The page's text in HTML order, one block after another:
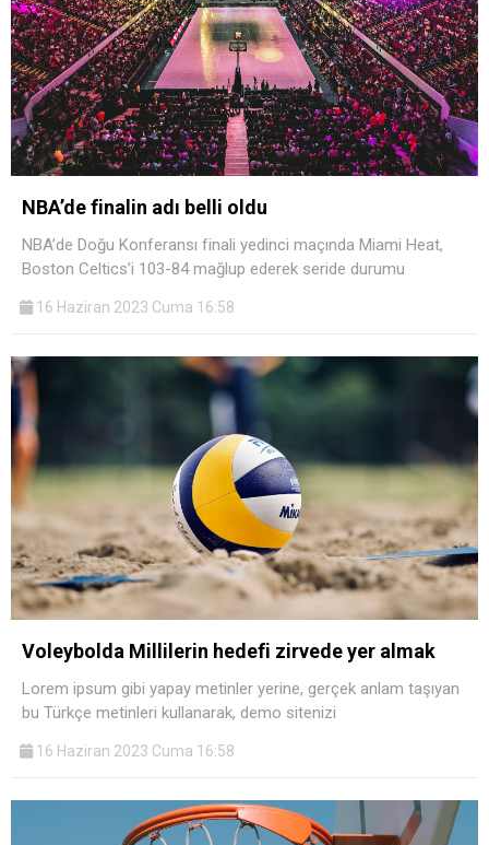
NBA’de finalin adı belli oldu
NBA’de Doğu Konferansı finali yedinci maçında Miami Heat,
Boston Celtics’i 103-84 mağlup ederek seride durumu
16 Haziran 2023 Cuma 16:58
Voleybolda Millilerin hedefi zirvede yer almak
Lorem ipsum gibi yapay metinler yerine, gerçek anlam taşıyan
bu Türkçe metinleri kullanarak, demo sitenizi
16 Haziran 2023 Cuma 16:58